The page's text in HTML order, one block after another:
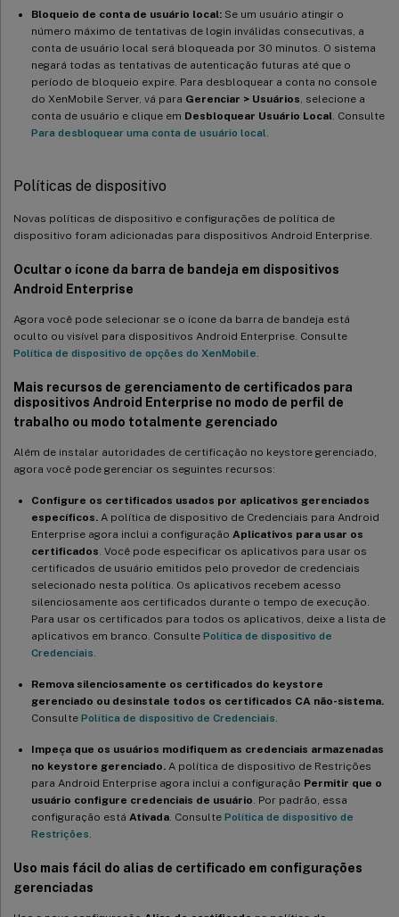
Bloqueio de conta de usuário local: Se um usuário atingir o
número máximo de tentativas de login inválidas consecutivas, a
conta de usuário local será bloqueada por 30 minutos. O sistema
negará todas as tentativas de autenticação futuras até que o
período de bloqueio expire. Para desbloquear a conta no console
do XenMobile Server, vá para Gerenciar > Usuários, selecione a
conta de usuário e clique em Desbloquear Usuário Local. Consulte
Para desbloquear uma conta de usuário local.
Políticas de dispositivo
Novas políticas de dispositivo e configurações de política de
dispositivo foram adicionadas para dispositivos Android Enterprise.
Ocultar o ícone da barra de bandeja em dispositivos
Android Enterprise
Agora você pode selecionar se o ícone da barra de bandeja está
oculto ou visível para dispositivos Android Enterprise. Consulte
Política de dispositivo de opções do XenMobile.
Mais recursos de gerenciamento de certificados para
dispositivos Android Enterprise no modo de perfil de
trabalho ou modo totalmente gerenciado
Além de instalar autoridades de certificação no keystore gerenciado,
agora você pode gerenciar os seguintes recursos:
Configure os certificados usados por aplicativos gerenciados
específicos. A política de dispositivo de Credenciais para Android
Enterprise agora inclui a configuração Aplicativos para usar os
certificados. Você pode especificar os aplicativos para usar os
certificados de usuário emitidos pelo provedor de credenciais
selecionado nesta política. Os aplicativos recebem acesso
silenciosamente aos certificados durante o tempo de execução.
Para usar os certificados para todos os aplicativos, deixe a lista de
aplicativos em branco. Consulte Política de dispositivo de
Credenciais.
Remova silenciosamente os certificados do keystore
gerenciado ou desinstale todos os certificados CA não-sistema.
Consulte Política de dispositivo de Credenciais.
Impeça que os usuários modifiquem as credenciais armazenadas
no keystore gerenciado. A política de dispositivo de Restrições
para Android Enterprise agora inclui a configuração Permitir que o
usuário configure credenciais de usuário. Por padrão, essa
configuração está Ativada. Consulte Política de dispositivo de
Restrições.
Uso mais fácil do alias de certificado em configurações
gerenciadas